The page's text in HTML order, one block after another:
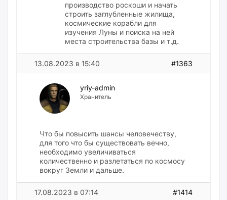
производство роскоши и начать
строить заглубленные жилища,
космические корабли для
изучения Луны и поиска на ней
места строительства базы и т.д.
13.08.2023 в 15:40 #1363
yriy-admin
Хранитель
Что бы повысить шансы человечеству,
для того что бы существовать вечно,
необходимо увеличиваться
количественно и разлетаться по космосу
вокруг Земли и дальше.
17.08.2023 в 07:14 #1414